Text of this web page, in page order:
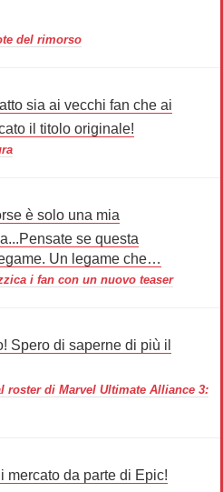
del rimorso
sia ai vecchi fan che ai
il titolo originale!
è solo una mia
se questa
Un legame che…
i fan con un nuovo teaser
Spero di saperne di più il
roster di Marvel Ultimate Alliance 3:
mercato da parte di Epic!